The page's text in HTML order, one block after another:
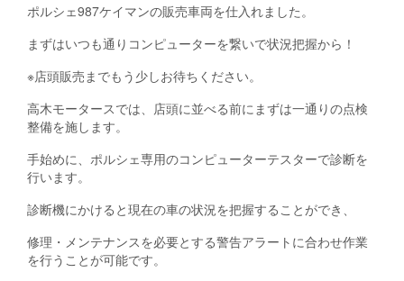
ポルシェ987ケイマンの販売車両を仕入れました。
まずはいつも通りコンピューターを繋いで状況把握から！
※店頭販売までもう少しお待ちください。
高木モータースでは、店頭に並べる前にまずは一通りの点検
整備を施します。
手始めに、ポルシェ専用のコンピューターテスターで診断を
行います。
診断機にかけると現在の車の状況を把握することができ、
修理・メンテナンスを必要とする警告アラートに合わせ作業
を行うことが可能です。